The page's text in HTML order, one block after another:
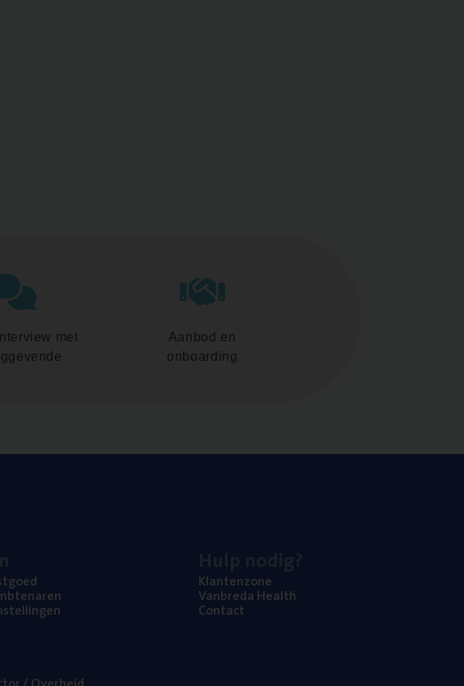
met
Aanbod en
onboarding
Klan­ten­zo­ne
Van­b­re­da Health
Con­tact